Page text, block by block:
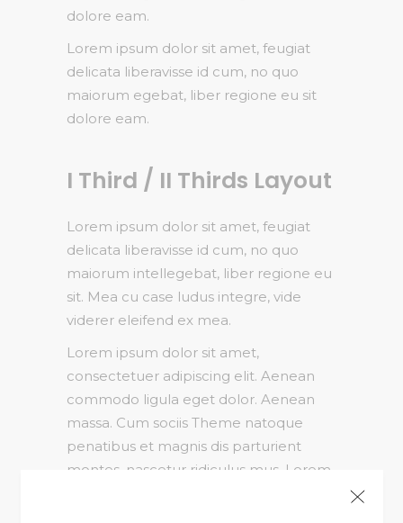
dolore eam.
Lorem ipsum dolor sit amet, feugiat
delicata liberavisse id cum, no quo
maiorum egebat, liber regione eu sit
dolore eam.
I Third / II Thirds Layout
Lorem ipsum dolor sit amet, feugiat
delicata liberavisse id cum, no quo
maiorum intellegebat, liber regione eu
sit. Mea cu case ludus integre, vide
viderer eleifend ex mea.
Lorem ipsum dolor sit amet,
consectetuer adipiscing elit. Aenean
commodo ligula eget dolor. Aenean
massa. Cum sociis Theme natoque
penatibus et magnis dis parturient
montes, nascetur ridiculus mus. Lorem